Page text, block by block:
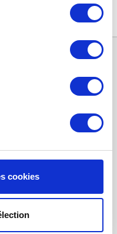
cookies